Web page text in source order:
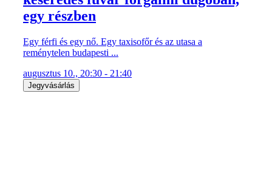
egy részben
Egy férfi és egy nő. Egy taxisofőr és az utasa a
reménytelen budapesti ...
augusztus 10., 20:30 - 21:40
Jegyvásárlás